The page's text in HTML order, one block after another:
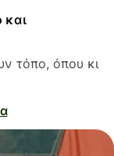
και
τόπο, όπου κι